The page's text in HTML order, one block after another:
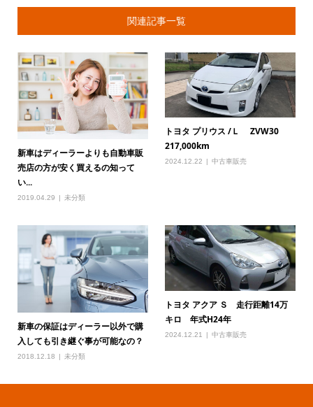
関連記事一覧
新車はディーラーよりも自動車販
売店の方が安く買えるの知って
い...
2019.04.29 未分類
トヨタ プリウス /Ｌ ZVW30
217,000km
2024.12.22 中古車販売
新車の保証はディーラー以外で購
入しても引き継ぐ事が可能なの？
2018.12.18 未分類
トヨタ アクア Ｓ 走行距離14万
キロ 年式H24年
2024.12.21 中古車販売